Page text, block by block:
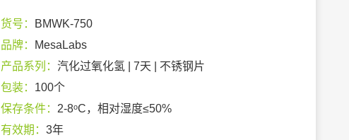
货号：
BMWK-750
品牌：
MesaLabs
产品系列： 汽化过氧化氢 | 7天 | 不锈钢片
包装： 100个
保存条件： 2-8ᵒC，相对湿度≤50%
有效期： 3年